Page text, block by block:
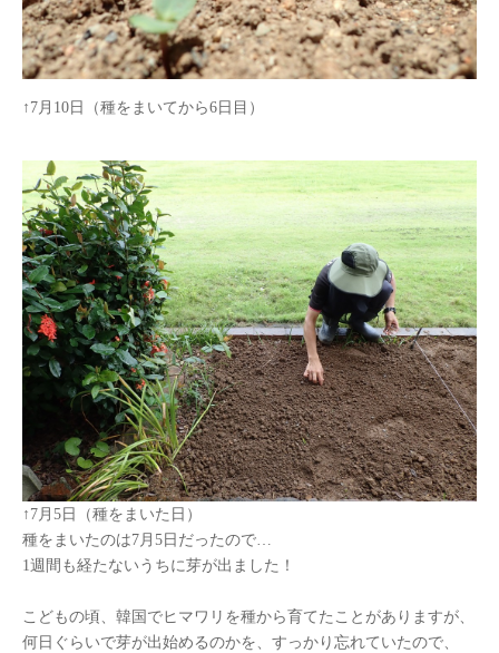
↑ 7月 10 日（種をまいてから6 日目）
↑ 7月 5 日（種をまいた日）
種をまいたのは7月 5 日だったので…
1週間も経たないうちに芽が出ました！
こどもの頃、韓国でヒマワリを種から育てたことがありますが、
何日ぐらいで芽が出始めるのかを、すっかり忘れていたので、